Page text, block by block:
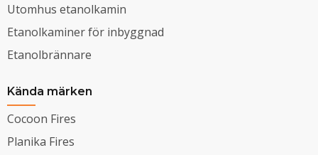
Utomhus etanolkamin
Etanolkaminer för inbyggnad
Etanolbrännare
Kända märken
Cocoon Fires
Planika Fires